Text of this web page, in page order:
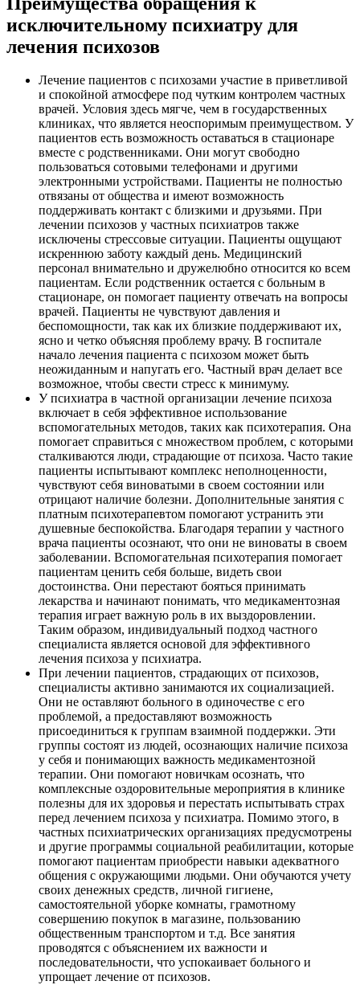
исключительному психиатру для
лечения психозов
Лечение пациентов с психозами участие в приветливой
и спокойной атмосфере под чутким контролем частных
врачей. Условия здесь мягче, чем в государственных
клиниках, что является неоспоримым преимуществом. У
пациентов есть возможность оставаться в стационаре
вместе с родственниками. Они могут свободно
пользоваться сотовыми телефонами и другими
электронными устройствами. Пациенты не полностью
отвязаны от общества и имеют возможность
поддерживать контакт с близкими и друзьями. При
лечении психозов у частных психиатров также
исключены стрессовые ситуации. Пациенты ощущают
искреннюю заботу каждый день. Медицинский
персонал внимательно и дружелюбно относится ко всем
пациентам. Если родственник остается с больным в
стационаре, он помогает пациенту отвечать на вопросы
врачей. Пациенты не чувствуют давления и
беспомощности, так как их близкие поддерживают их,
ясно и четко объясняя проблему врачу. В госпитале
начало лечения пациента с психозом может быть
неожиданным и напугать его. Частный врач делает все
возможное, чтобы свести стресс к минимуму.
У психиатра в частной организации лечение психоза
включает в себя эффективное использование
вспомогательных методов, таких как психотерапия. Она
помогает справиться с множеством проблем, с которыми
сталкиваются люди, страдающие от психоза. Часто такие
пациенты испытывают комплекс неполноценности,
чувствуют себя виноватыми в своем состоянии или
отрицают наличие болезни. Дополнительные занятия с
платным психотерапевтом помогают устранить эти
душевные беспокойства. Благодаря терапии у частного
врача пациенты осознают, что они не виноваты в своем
заболевании. Вспомогательная психотерапия помогает
пациентам ценить себя больше, видеть свои
достоинства. Они перестают бояться принимать
лекарства и начинают понимать, что медикаментозная
терапия играет важную роль в их выздоровлении.
Таким образом, индивидуальный подход частного
специалиста является основой для эффективного
лечения психоза у психиатра.
При лечении пациентов, страдающих от психозов,
специалисты активно занимаются их социализацией.
Они не оставляют больного в одиночестве с его
проблемой, а предоставляют возможность
присоединиться к группам взаимной поддержки. Эти
группы состоят из людей, осознающих наличие психоза
у себя и понимающих важность медикаментозной
терапии. Они помогают новичкам осознать, что
комплексные оздоровительные мероприятия в клинике
полезны для их здоровья и перестать испытывать страх
перед лечением психоза у психиатра. Помимо этого, в
частных психиатрических организациях предусмотрены
и другие программы социальной реабилитации, которые
помогают пациентам приобрести навыки адекватного
общения с окружающими людьми. Они обучаются учету
своих денежных средств, личной гигиене,
самостоятельной уборке комнаты, грамотному
совершению покупок в магазине, пользованию
общественным транспортом и т.д. Все занятия
проводятся с объяснением их важности и
последовательности, что успокаивает больного и
упрощает лечение от психозов.